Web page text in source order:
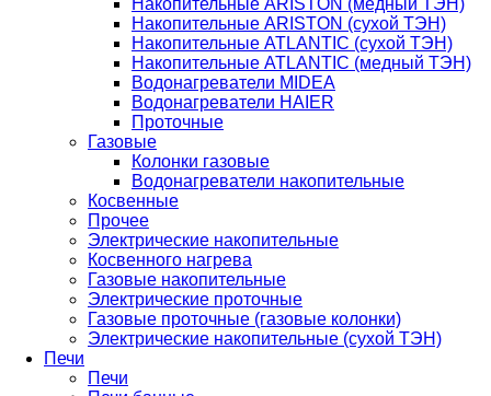
Накопительные ARISTON (медный ТЭН)
Накопительные ARISTON (сухой ТЭН)
Накопительные ATLANTIC (сухой ТЭН)
Накопительные ATLANTIC (медный ТЭН)
Водонагреватели MIDEA
Водонагреватели HAIER
Проточные
Газовые
Колонки газовые
Водонагреватели накопительные
Косвенные
Прочее
Электрические накопительные
Косвенного нагрева
Газовые накопительные
Электрические проточные
Газовые проточные (газовые колонки)
Электрические накопительные (сухой ТЭН)
Печи
Печи